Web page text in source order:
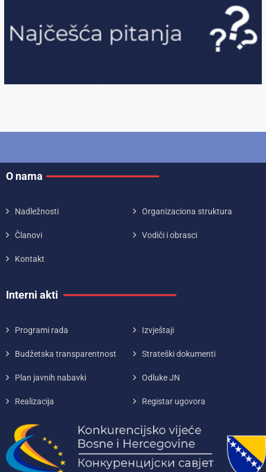
O nama
Nadležnosti Organizaciona struktura
Članovi Vodiči i obrasci
Kontakt
Interni akti
Programi rada Izvještaji
Budžetska transparentnost Strateški dokumenti
Plan javnih nabavki Odluke JN
Realizacija Registar ugovora